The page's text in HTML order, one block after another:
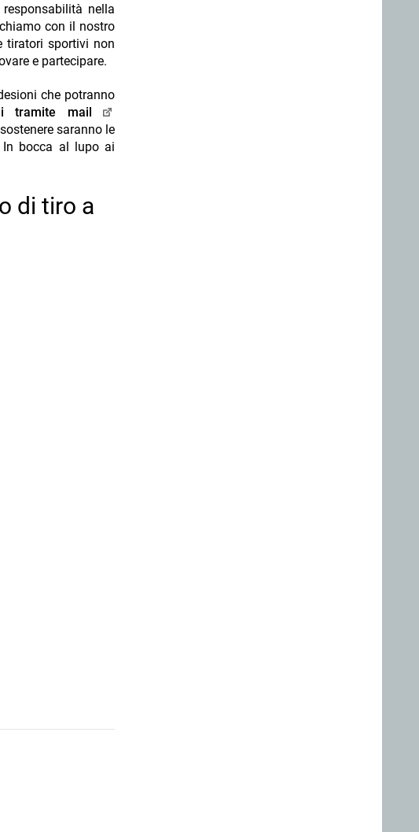
nella
con il nostro
tiratori sportivi non
e partecipare.
che potranno
tramite mail
saranno le
bocca al lupo ai
di tiro a